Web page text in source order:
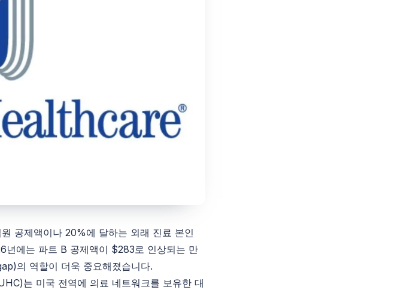
공제액이나 20%에 달하는 외래 진료 본인
년에는 파트 B 공제액이 $283로 인상되는 만
)의 역할이 더욱 중요해졌습니다.
는 미국 전역에 의료 네트워크를 보유한 대